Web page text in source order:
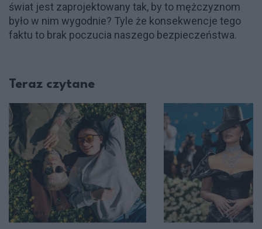
świat jest zaprojektowany tak, by to mężczyznom
było w nim wygodnie? Tyle że konsekwencje tego
faktu to brak poczucia naszego bezpieczeństwa.
Teraz czytane